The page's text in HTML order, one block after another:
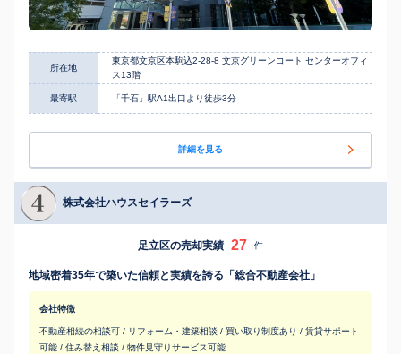
所在地
東京都文京区本駒込2-28-8 文京グリーンコート センターオフィ
ス13階
最寄駅 「千石」駅A1出口より徒歩3分
詳細を見る
株式会社ハウスセイラーズ
足立区の売却実績 27 件
地域密着35年で築いた信頼と実績を誇る「総合不動産会社」
会社特徴
不動産相続の相談可 / リフォーム・建築相談 / 買い取り制度あり / 賃貸サポート
可能 / 住み替え相談 / 物件見守りサービス可能